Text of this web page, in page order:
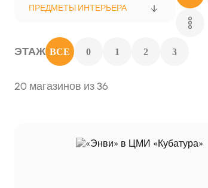
ПРЕДМЕТЫ ИНТЕРЬЕРА
ЭТАЖ ВСЕ 0 1 2 3
20 магазинов из 36